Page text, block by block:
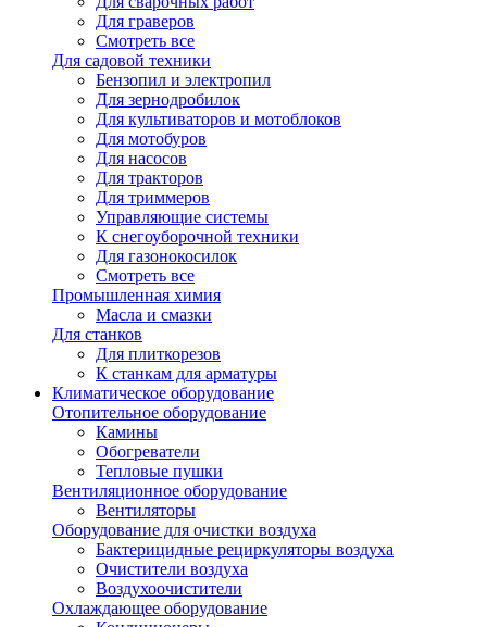
Для граверов
Смотреть все
Для садовой техники
Бензопил и электропил
Для зернодробилок
Для культиваторов и мотоблоков
Для мотобуров
Для насосов
Для тракторов
Для триммеров
Управляющие системы
К снегоуборочной техники
Для газонокосилок
Смотреть все
Промышленная химия
Масла и смазки
Для станков
Для плиткорезов
К станкам для арматуры
Климатическое оборудование
Отопительное оборудование
Камины
Обогреватели
Тепловые пушки
Вентиляционное оборудование
Вентиляторы
Оборудование для очистки воздуха
Бактерицидные рециркуляторы воздуха
Очистители воздуха
Воздухоочистители
Охлаждающее оборудование